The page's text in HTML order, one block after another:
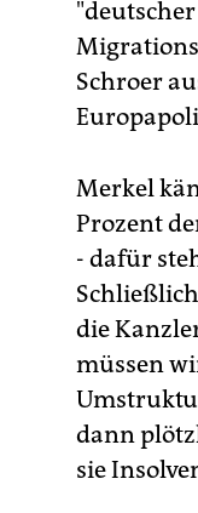
Schroer
Merkel
Prozent
- dafür
die
müssen
dann
sie